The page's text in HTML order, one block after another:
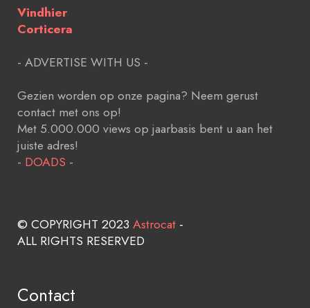
Vindhier
Corticera
- ADVERTISE WITH US -
Gezien worden op onze pagina? Neem gerust
contact met ons op!
Met 5.000.000 views op jaarbasis bent u aan het
juiste adres!
- DOADS -
© COPYRIGHT 2023 Astrocat -
ALL RIGHTS RESERVED
Contact